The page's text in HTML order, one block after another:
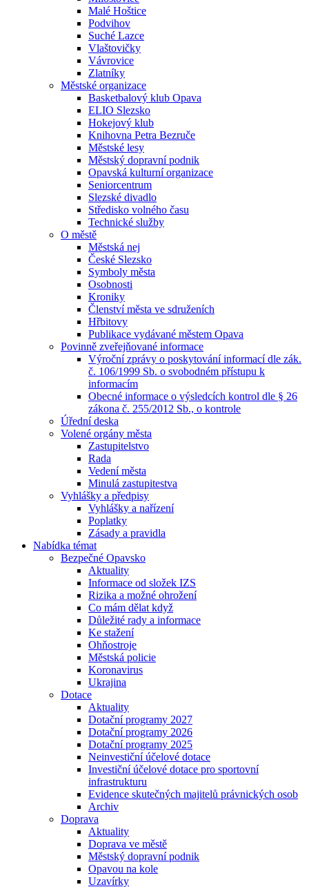
Malé Hoštice
Podvihov
Suché Lazce
Vlaštovičky
Vávrovice
Zlatníky
Městské organizace
Basketbalový klub Opava
ELIO Slezsko
Hokejový klub
Knihovna Petra Bezruče
Městské lesy
Městský dopravní podnik
Opavská kulturní organizace
Seniorcentrum
Slezské divadlo
Středisko volného času
Technické služby
O městě
Městská nej
České Slezsko
Symboly města
Osobnosti
Kroniky
Členství města ve sdruženích
Hřbitovy
Publikace vydávané městem Opava
Povinně zveřejňované informace
Výroční zprávy o poskytování informací dle zák.
č. 106/1999 Sb. o svobodném přístupu k
informacím
Obecné informace o výsledcích kontrol dle § 26
zákona č. 255/2012 Sb., o kontrole
Úřední deska
Volené orgány města
Zastupitelstvo
Rada
Vedení města
Minulá zastupitestva
Vyhlášky a předpisy
Vyhlášky a nařízení
Poplatky
Zásady a pravidla
Nabídka témat
Bezpečné Opavsko
Aktuality
Informace od složek IZS
Rizika a možné ohrožení
Co mám dělat když
Důležité rady a informace
Ke stažení
Ohňostroje
Městská policie
Koronavirus
Ukrajina
Dotace
Aktuality
Dotační programy 2027
Dotační programy 2026
Dotační programy 2025
Neinvestiční účelové dotace
Investiční účelové dotace pro sportovní
infrastrukturu
Evidence skutečných majitelů právnických osob
Archiv
Doprava
Aktuality
Doprava ve městě
Městský dopravní podnik
Opavou na kole
Uzavírky